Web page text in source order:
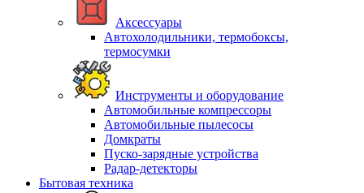
Аксессуары
Автохолодильники, термобоксы,
термосумки
Инструменты и оборудование
Автомобильные компрессоры
Автомобильные пылесосы
Домкраты
Пуско-зарядные устройства
Радар-детекторы
Бытовая техника